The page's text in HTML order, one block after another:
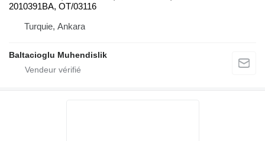
2010391BA, OT/03116
Turquie, Ankara
Baltacioglu Muhendislik